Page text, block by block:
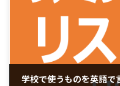
学校で使うものを英語で